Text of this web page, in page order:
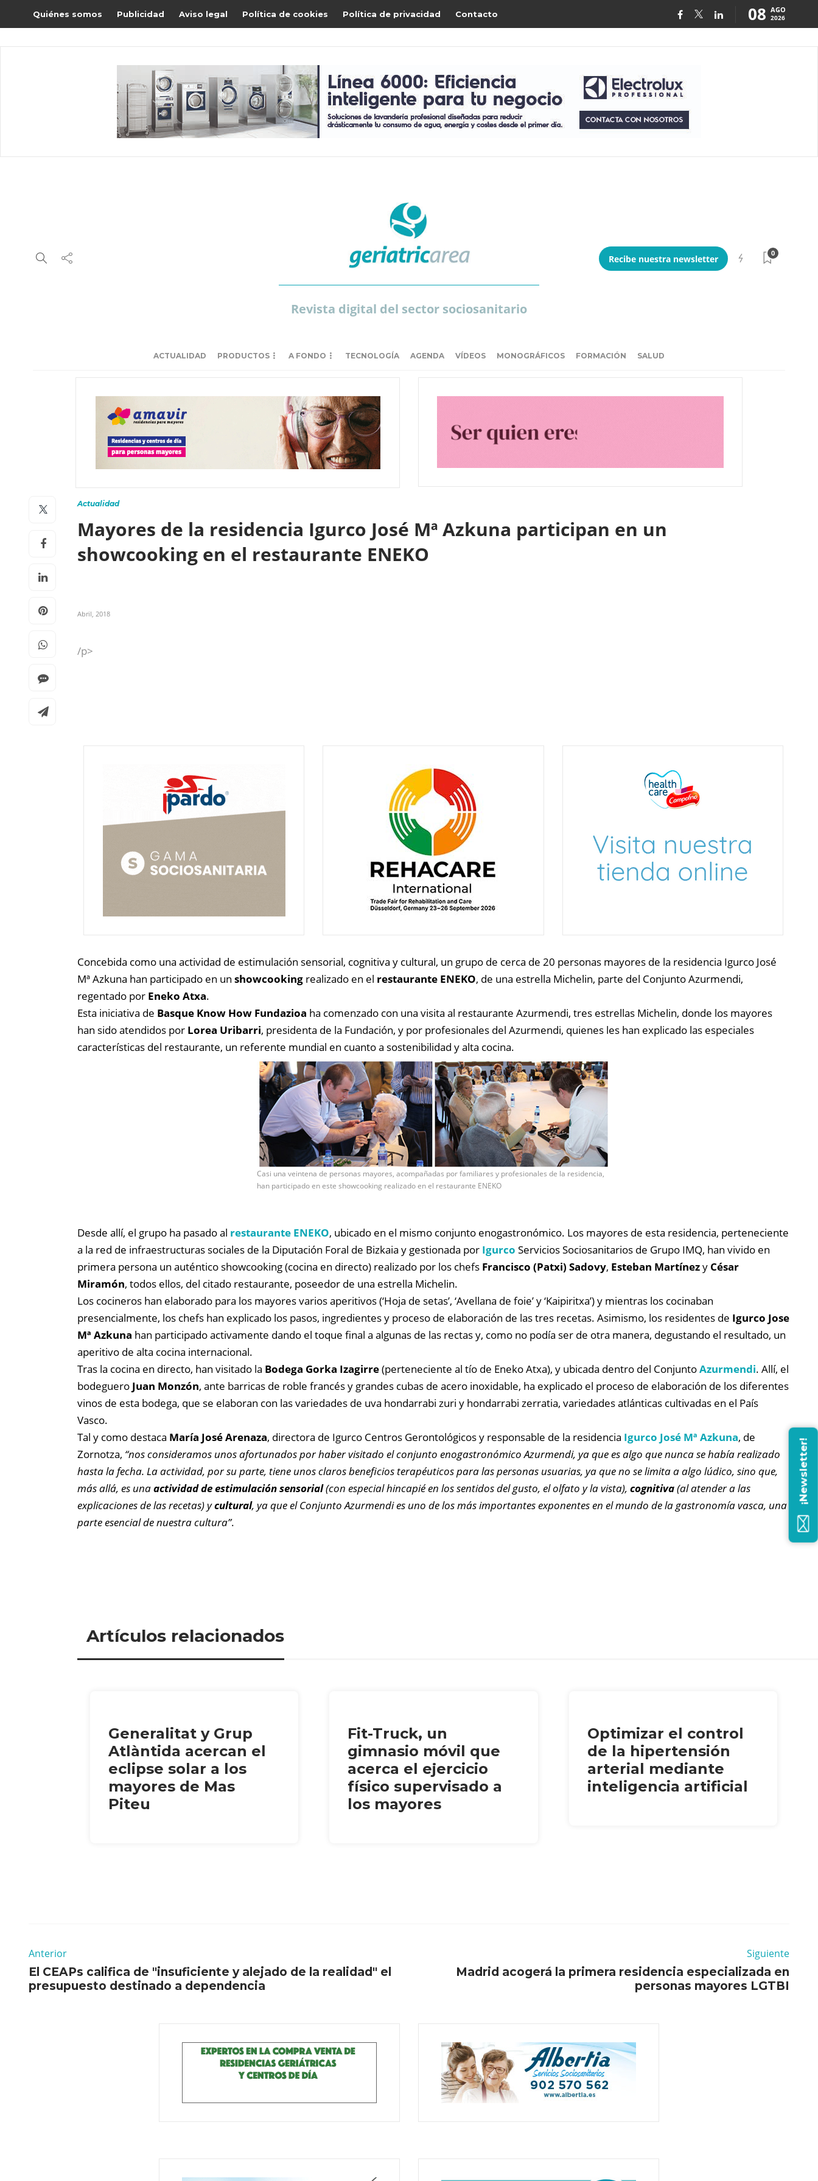
Quiénes somos Publicidad Aviso legal Política de cookies Política de privacidad Contacto 08 AGO
2026
Revista digital del sector sociosanitario
Recibe nuestra newsletter
0
ACTUALIDAD PRODUCTOS A FONDO TECNOLOGÍA AGENDA VÍDEOS MONOGRÁFICOS FORMACIÓN SALUD
Actualidad
Mayores de la residencia Igurco José Mª Azkuna participan en un
showcooking en el restaurante ENEKO
Abril, 2018
/p>
Concebida como una actividad de estimulación sensorial, cognitiva y cultural, un grupo de cerca de 20 personas mayores de la residencia Igurco José
Mª Azkuna han participado en un showcooking realizado en el restaurante ENEKO, de una estrella Michelin, parte del Conjunto Azurmendi,
regentado por Eneko Atxa.
Esta iniciativa de Basque Know How Fundazioa ha comenzado con una visita al restaurante Azurmendi, tres estrellas Michelin, donde los mayores
han sido atendidos por Lorea Uribarri, presidenta de la Fundación, y por profesionales del Azurmendi, quienes les han explicado las especiales
características del restaurante, un referente mundial en cuanto a sostenibilidad y alta cocina.
Casi una veintena de personas mayores, acompañadas por familiares y profesionales de la residencia,
han participado en este showcooking realizado en el restaurante ENEKO
Desde allí, el grupo ha pasado al restaurante ENEKO, ubicado en el mismo conjunto enogastronómico. Los mayores de esta residencia, perteneciente
a la red de infraestructuras sociales de la Diputación Foral de Bizkaia y gestionada por Igurco Servicios Sociosanitarios de Grupo IMQ, han vivido en
primera persona un auténtico showcooking (cocina en directo) realizado por los chefs Francisco (Patxi) Sadovy, Esteban Martínezy César
Miramón, todos ellos, del citado restaurante, poseedor de una estrella Michelin.
Los cocineros han elaborado para los mayores varios aperitivos (‘Hoja de setas’, ‘Avellana de foie’ y ‘Kaipiritxa’) y mientras los cocinaban
presencialmente, los chefs han explicado los pasos, ingredientes y proceso de elaboración de las tres recetas. Asimismo, los residentes de Igurco Jose
Mª Azkuna han participado activamente dando el toque final a algunas de las rectas y, como no podía ser de otra manera, degustando el resultado, un
aperitivo de alta cocina internacional.
Tras la cocina en directo, han visitado la Bodega Gorka Izagirre(perteneciente al tío de Eneko Atxa), y ubicada dentro del ConjuntoAzurmendi. Allí, el
bodeguero Juan Monzón, ante barricas de roble francés y grandes cubas de acero inoxidable, ha explicado el proceso de elaboración de los diferentes
vinos de esta bodega, que se elaboran con las variedades de uva hondarrabi zuri y hondarrabi zerratia, variedades atlánticas cultivadas en el País
Vasco.
Tal y como destaca María José Arenaza, directora de Igurco Centros Gerontológicos y responsable de la residencia Igurco José Mª Azkuna, de
Zornotza, “nos consideramos unos afortunados por haber visitado el conjunto enogastronómico Azurmendi, ya que es algo que nunca se había realizado
hasta la fecha. La actividad, por su parte, tiene unos claros beneficios terapéuticos para las personas usuarias, ya que no se limita a algo lúdico, sino que,
más allá, es unaactividad de estimulación sensorial(con especial hincapié en los sentidos del gusto, el olfato y la vista), cognitiva(al atender a las
explicaciones de las recetas) ycultural, ya que el Conjunto Azurmendi es uno de los más importantes exponentes en el mundo de la gastronomía vasca, una
parte esencial de nuestra cultura”.
Artículos relacionados
Generalitat y Grup
Atlàntida acercan el
eclipse solar a los
mayores de Mas
Piteu
Fit-Truck, un
gimnasio móvil que
acerca el ejercicio
físico supervisado a
los mayores
Optimizar el control
de la hipertensión
arterial mediante
inteligencia artificial
Anterior
El CEAPs califica de "insuficiente y alejado de la realidad" el
presupuesto destinado a dependencia
Siguiente
Madrid acogerá la primera residencia especializada en
personas mayores LGTBI
¡Newsletter!